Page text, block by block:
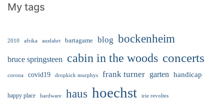
My tags
2010 afrika ausfahrt bartagame blog bockenheim
bruce springsteen cabin in the woods concerts
corona covid19 dropkick murphys frank turner garten handicap
happy place hardware haus hoechst irie revoltes